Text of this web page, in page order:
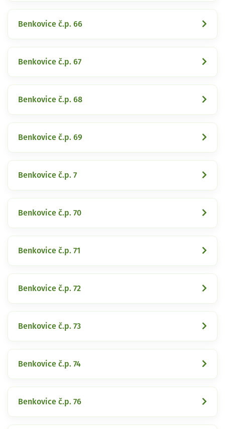
Benkovice č.p. 66
Benkovice č.p. 67
Benkovice č.p. 68
Benkovice č.p. 69
Benkovice č.p. 7
Benkovice č.p. 70
Benkovice č.p. 71
Benkovice č.p. 72
Benkovice č.p. 73
Benkovice č.p. 74
Benkovice č.p. 76